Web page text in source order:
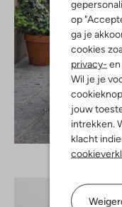
op
ga je
cookies
privacy- en
Wil je je
jouw
intrekken.
klacht
Ontdek de